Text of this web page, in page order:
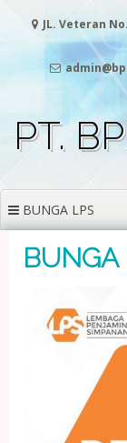
content
JL. Veteran
PT.
BUNGA LPS
BUNGA